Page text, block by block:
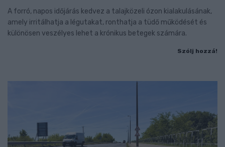
A forró, napos időjárás kedvez a talajközeli ózon kialakulásának,
amely irritálhatja a légutakat, ronthatja a tüdő működését és
különösen veszélyes lehet a krónikus betegek számára.
Szólj hozzá!